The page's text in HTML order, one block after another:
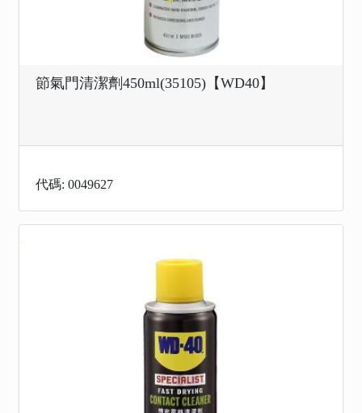
節氣門清潔劑450ml(35105)【WD40】
代碼: 0049627